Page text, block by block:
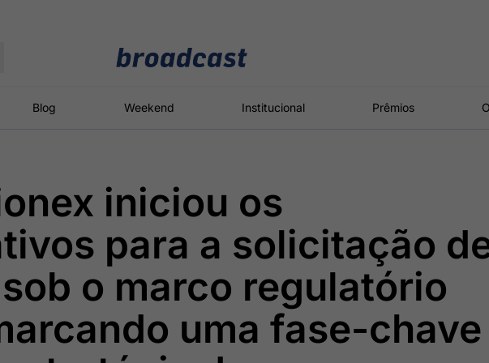
Blog Weekend Institucional Prêmios
Político
Os bastidores da
política em
tempo real
Energia
O setor de
energia elétrica
no Brasil
White Label
Plataforma para
conteúdos
personalizados
iniciou os
para a solicitação
o marco regulatório
uma fase-chave